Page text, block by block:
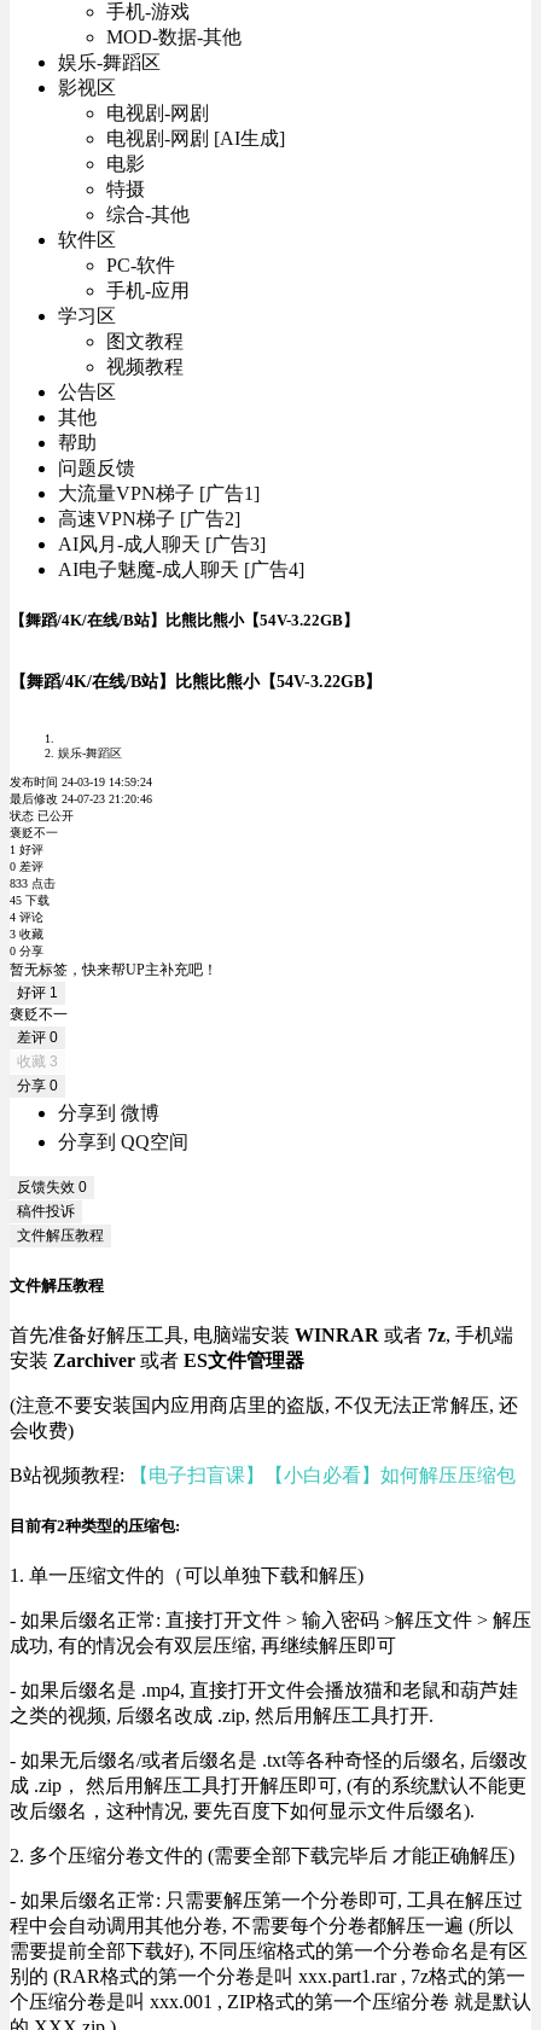
手机-游戏
MOD-数据-其他
娱乐-舞蹈区
影视区
电视剧-网剧
电视剧-网剧 [AI生成]
电影
特摄
综合-其他
软件区
PC-软件
手机-应用
学习区
图文教程
视频教程
公告区
其他
帮助
问题反馈
大流量VPN梯子 [广告1]
高速VPN梯子 [广告2]
AI风月-成人聊天 [广告3]
AI电子魅魔-成人聊天 [广告4]
【舞蹈/4K/在线/B站】比熊比熊小【54V-3.22GB】
【舞蹈/4K/在线/B站】比熊比熊小【54V-3.22GB】
娱乐-舞蹈区
发布时间 24-03-19 14:59:24
最后修改 24-07-23 21:20:46
状态 已公开
褒贬不一
1 好评
0 差评
833 点击
45 下载
4 评论
3 收藏
0 分享
暂无标签，快来帮UP主补充吧！
好评 1
褒贬不一
差评 0
收藏 3
分享 0
分享到 微博
分享到 QQ空间
反馈失效 0
稿件投诉
文件解压教程
文件解压教程
首先准备好解压工具, 电脑端安装 WINRAR 或者 7z, 手机端
安装 Zarchiver 或者 ES文件管理器
(注意不要安装国内应用商店里的盗版, 不仅无法正常解压, 还
会收费)
B站视频教程: 【电子扫盲课】【小白必看】如何解压压缩包
目前有2种类型的压缩包:
1. 单一压缩文件的（可以单独下载和解压)
- 如果后缀名正常: 直接打开文件 > 输入密码 >解压文件 > 解压
成功, 有的情况会有双层压缩, 再继续解压即可
- 如果后缀名是 .mp4, 直接打开文件会播放猫和老鼠和葫芦娃
之类的视频, 后缀名改成 .zip, 然后用解压工具打开.
- 如果无后缀名/或者后缀名是 .txt等各种奇怪的后缀名, 后缀改
成 .zip， 然后用解压工具打开解压即可, (有的系统默认不能更
改后缀名，这种情况, 要先百度下如何显示文件后缀名).
2. 多个压缩分卷文件的 (需要全部下载完毕后 才能正确解压)
- 如果后缀名正常: 只需要解压第一个分卷即可, 工具在解压过
程中会自动调用其他分卷, 不需要每个分卷都解压一遍 (所以
需要提前全部下载好), 不同压缩格式的第一个分卷命名是有区
别的 (RAR格式的第一个分卷是叫 xxx.part1.rar , 7z格式的第一
个压缩分卷是叫 xxx.001 , ZIP格式的第一个压缩分卷 就是默认